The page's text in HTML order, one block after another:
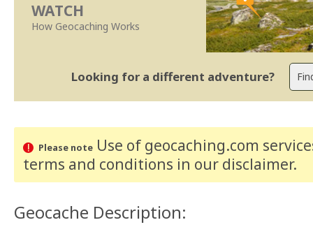
WATCH
How Geocaching Works
Looking for a different adventure?
Please noteUse of geocaching.com
terms and conditions in our disclaimer.
Geocache Description: